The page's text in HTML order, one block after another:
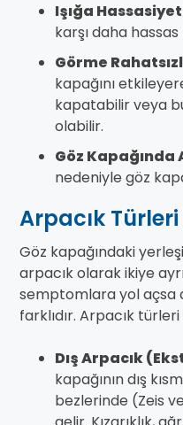
Işığa
karşı daha
Görme
kapağını
kapatabilir veya
olabilir.
Göz Kapağında
nedeniyle göz
Arpacık
Göz kapağındaki
arpacık olarak ikiye
semptomlara yol açsa
farklıdır. Arpacık
Dış Arpacık
kapağının dış
bezlerinde (Zeis